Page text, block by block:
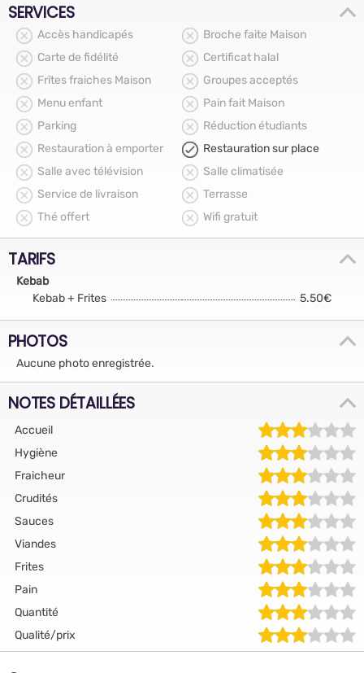
SERVICES
Accès handicapés
Broche faite Maison
Carte de fidélité
Certificat halal
Frîtes fraiches Maison
Groupes acceptés
Menu enfant
Pain fait Maison
Parking
Réduction étudiants
Restauration à emporter
Restauration sur place
Salle avec télévision
Salle climatisée
Service de livraison
Terrasse
Thé offert
Wifi gratuit
TARIFS
Kebab
Kebab + Frites
5.50€
PHOTOS
Aucune photo enregistrée.
NOTES DÉTAILLÉES
Accueil
Hygiène
Fraicheur
Crudités
Sauces
Viandes
Frites
Pain
Quantité
Qualité/prix